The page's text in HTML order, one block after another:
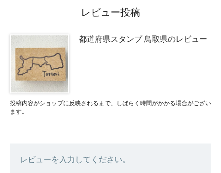
レビュー投稿
都道府県スタンプ 鳥取県のレビュー
投稿内容がショップに反映されるまで、しばらく時間がかかる場合がござい
ます。
レビューを入力してください。